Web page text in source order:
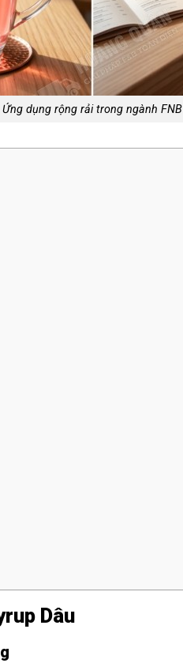
Ứng dụng rộng rải trong ngành FNB
Dâu